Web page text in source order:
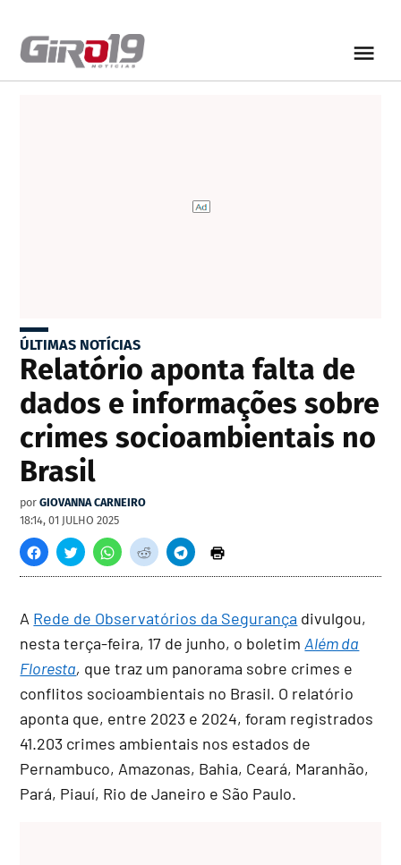
ÚLTIMAS NOTÍCIAS
Relatório aponta falta de
dados e informações sobre
crimes socioambientais no
Brasil
por GIOVANNA CARNEIRO
18:14, 01 JULHO 2025
A Rede de Observatórios da Segurança divulgou,
nesta terça-feira, 17 de junho, o boletimAlém da
Floresta, que traz um panorama sobre crimes e
conflitos socioambientais no Brasil. O relatório
aponta que, entre 2023 e 2024, foram registrados
41.203 crimes ambientais nos estados de
Pernambuco, Amazonas, Bahia, Ceará, Maranhão,
Pará, Piauí, Rio de Janeiro e São Paulo.